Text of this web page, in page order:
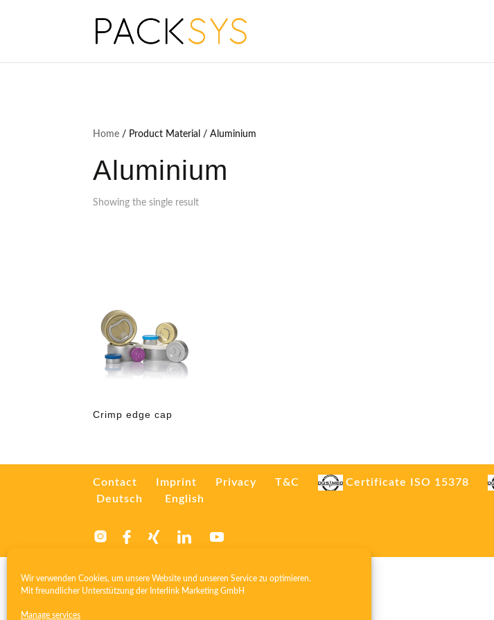
Wir verwenden Cookies, um unsere Website und unseren Service zu optimieren.
Mit freundlicher Unterstützung der Interlink Marketing GmbH
Manage services
Home / Product Material / Aluminium
Aluminium
Showing the single result
Crimp edge cap
Contact Imprint Privacy T&C Certificate ISO 15378
Deutsch
English